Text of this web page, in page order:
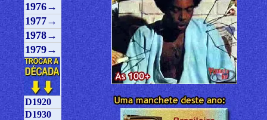
1976→
1977→
1978→
1979→
D1920
D1930